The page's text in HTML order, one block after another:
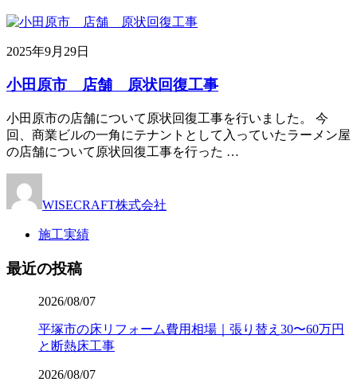
2025年9月29日
小田原市 店舗 原状回復工事
小田原市の店舗について原状回復工事を行いました。 今
回、商業ビルの一角にテナントとして入っていたラーメン屋
の店舗について原状回復工事を行った …
WISECRAFT株式会社
施工実績
最近の投稿
2026/08/07
平塚市の床リフォーム費用相場｜張り替え30〜60万円
と断熱床工事
2026/08/07